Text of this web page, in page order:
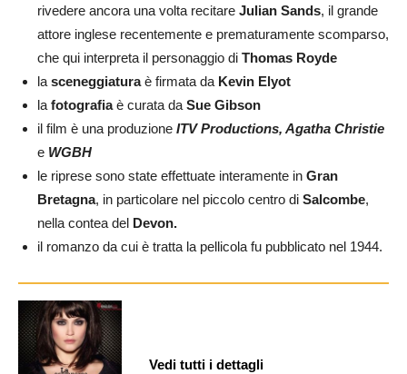
rivedere ancora una volta recitare Julian Sands, il grande
attore inglese recentemente e prematuramente scomparso,
che qui interpreta il personaggio di Thomas Royde
la sceneggiaturaè firmata da Kevin Elyot
la fotografiaè curata da Sue Gibson
il film è una produzione ITV Productions, Agatha Christie
e WGBH
le riprese sono state effettuate interamente in Gran
Bretagna, in particolare nel piccolo centro di Salcombe,
nella contea del Devon.
il romanzo da cui è tratta la pellicola fu pubblicato nel 1944.
Vedi tutti i dettagli